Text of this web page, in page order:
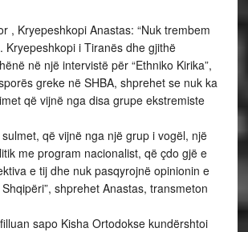
, Kryepeshkopi Anastas: “Nuk trembem
Kryepeshkopi i Tiranës dhe gjithë
në një intervistë për “Ethniko Kirika”,
greke në SHBA, shprehet se nuk ka
që vijnë nga disa grupe ekstremiste
që vijnë nga një grup i vogël, një
me program nacionalist, që çdo gjë e
e tij dhe nuk pasqyrojnë opinionin e
shprehet Anastas, transmeton
sapo Kisha Ortodokse kundërshtoi